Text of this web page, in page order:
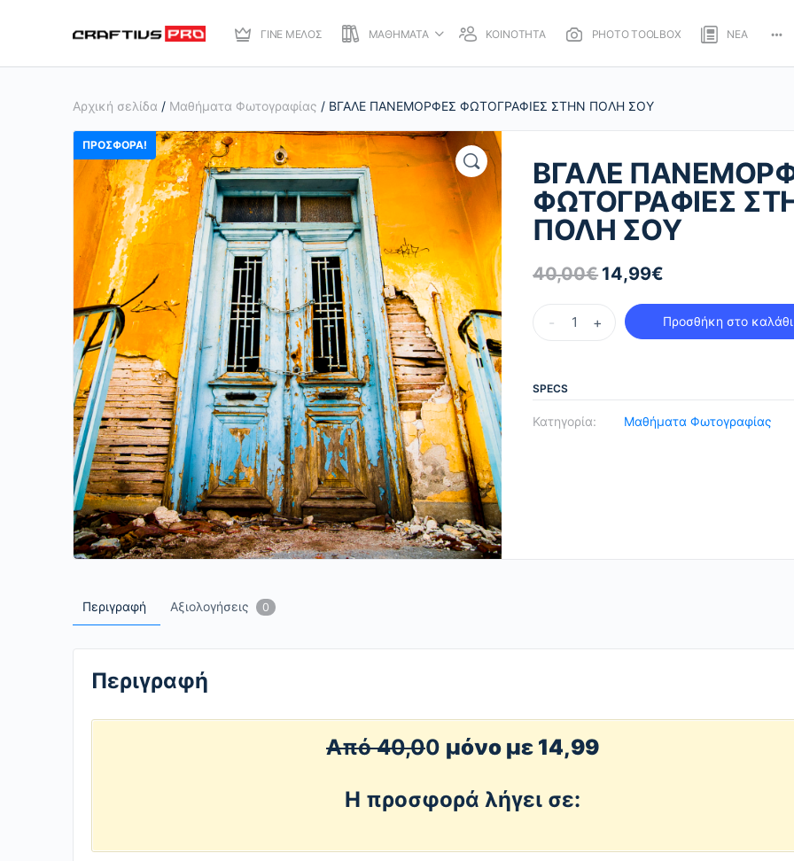
ΓΙΝΕ ΜΕΛΟΣ ΜΑΘΗΜΑΤΑ ΚΟΙΝΟΤΗΤΑ PHOTO TOOLBOX ΝΕΑ
Αρχική σελίδα / Μαθήματα Φωτογραφίας / ΒΓΑΛΕ ΠΑΝΕΜΟΡΦΕΣ ΦΩΤΟΓΡΑΦΙΕΣ ΣΤΗΝ ΠΟΛΗ ΣΟΥ
ΠΡΟΣΦΟΡΆ!
ΒΓΑΛΕ
ΦΩΤΟΓΡΑΦΙΕΣ
ΠΟΛΗ ΣΟΥ
40,00€ Original
was:
40,00€.
14,99€
τιμή
είναι:
ΒΓΑΛΕ
ΠΑΝΕΜΟΡΦΕΣ
ΣΤΗΝ
ΣΟΥ
- + Προσθήκη στο καλάθι
SPECS
Κατηγορία: Μαθήματα Φωτογραφίας
Περιγραφή Αξιολογήσεις 0
Περιγραφή
Από 40,00 μόνο με 14,99
Η προσφορά λήγει σε: